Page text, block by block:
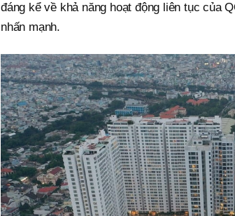
đáng kể về khả năng hoạt động liên tục của
nhấn mạnh.